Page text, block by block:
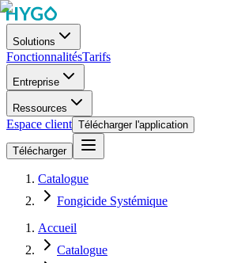
Solutions
FonctionnalitésTarifs
Entreprise
Ressources
Espace client Télécharger l'application
Télécharger
Catalogue
Fongicide Systémique
Accueil
Catalogue